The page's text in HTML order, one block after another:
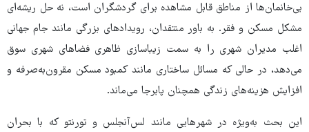
بی‌خانمان‌ها از مناطق قابل مشاهده برای گردشگران است، نه حل ریشه‌ای
مشکل مسکن و فقر. به باور منتقدان، رویدادهای بزرگی مانند جام جهانی
اغلب مدیران شهری را به سمت زیباسازی ظاهری فضاهای شهری سوق
می‌دهد، در حالی که مسائل ساختاری مانند کمبود مسکن مقرون‌به‌صرفه و
افزایش هزینه‌های زندگی همچنان پابرجا می‌ماند.
این بحث به‌ویژه در شهرهایی مانند لس‌آنجلس و تورنتو که با بحران